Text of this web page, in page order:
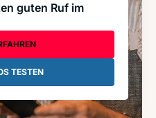
guten Ruf im
TESTEN